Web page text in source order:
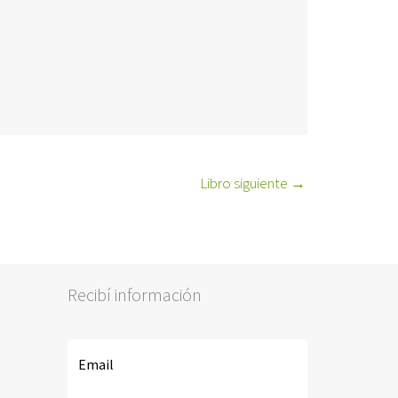
Libro siguiente →
Recibí información